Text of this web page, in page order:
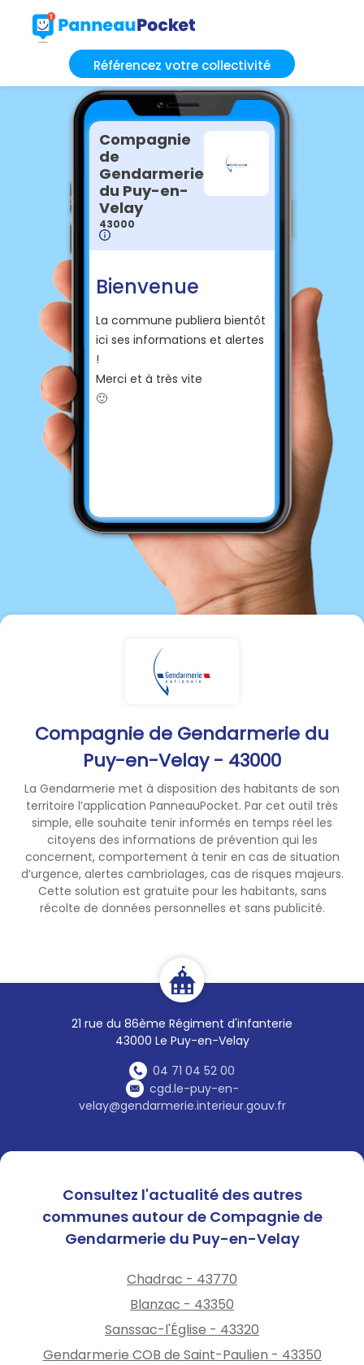
Référencez votre collectivité
Compagnie de Gendarmerie du
Puy-en-Velay - 43000
La Gendarmerie met à disposition des habitants de son
territoire l’application PanneauPocket. Par cet outil très
simple, elle souhaite tenir informés en temps réel les
citoyens des informations de prévention qui les
concernent, comportement à tenir en cas de situation
d’urgence, alertes cambriolages, cas de risques majeurs.
Cette solution est gratuite pour les habitants, sans
récolte de données personnelles et sans publicité.
21 rue du 86ème Régiment d'infanterie
43000 Le Puy-en-Velay
04 71 04 52 00
cgd.le-puy-en-
velay@gendarmerie.interieur.gouv.fr
Compagnie
de
Gendarmerie
du Puy-en-
Velay
43000
Bienvenue
La commune publiera bientôt
ici ses informations et alertes
!
Merci et à très vite
🙂
Consultez l'actualité des autres
communes autour de Compagnie de
Gendarmerie du Puy-en-Velay
Chadrac - 43770
Blanzac - 43350
Sanssac-l'Église - 43320
Gendarmerie COB de Saint-Paulien - 43350